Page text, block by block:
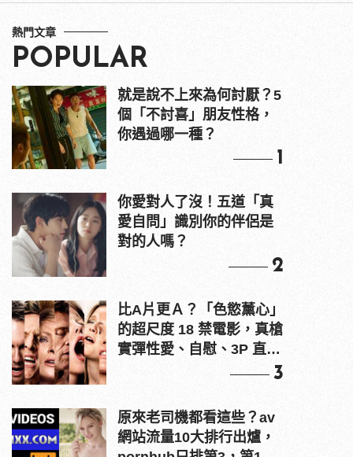
熱門文章
POPULAR
就是說不上來為何討厭？5
個「不討喜」朋友性格，
你遇過哪一種？
1
你愛對人了沒！五道「真
愛自問」識別你的伴侶是
對的人嗎？
2
比A片更Ａ？「色慾薰心」
的超尺度 18 禁電影，真槍
實彈性愛、自慰、3P 直接
3
原來老司機都看這些？av
網站流量10大排行出爐，